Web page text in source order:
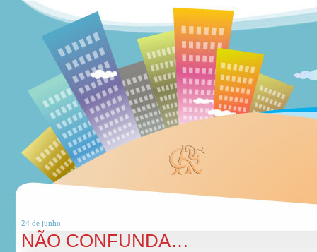
24 de junho
NÃO CONFUNDA…